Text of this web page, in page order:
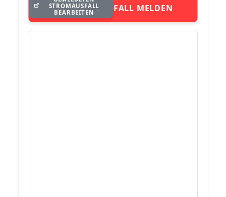
STROMAUSFALL MELDEN
STROMAUSFALL
BEARBEITEN